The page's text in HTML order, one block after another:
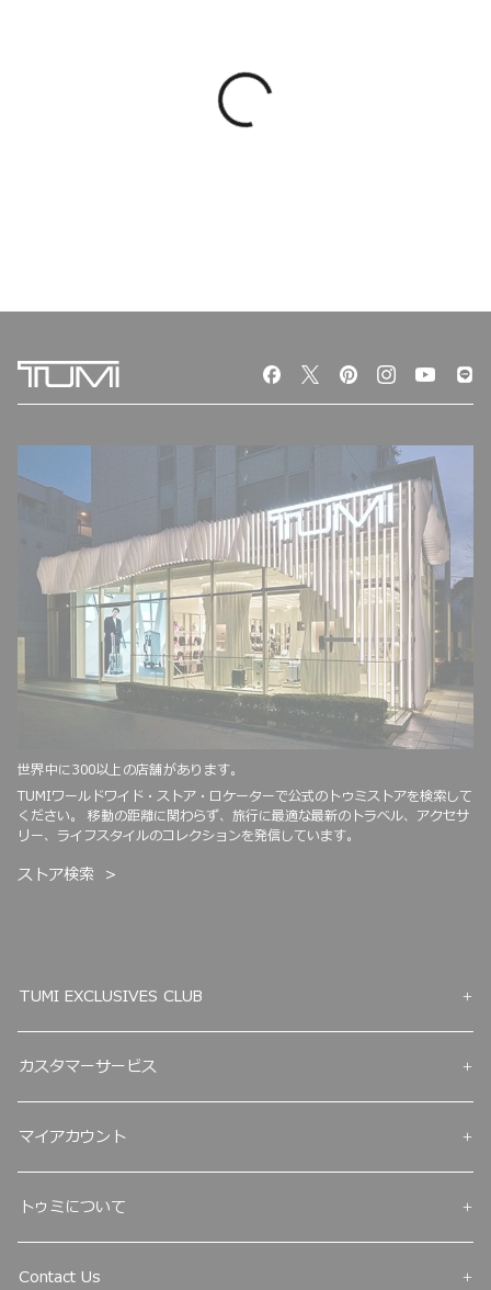
世界中に300以上の店舗があります。
TUMIワールドワイド・ストア・ロケーターで公式のトゥミストアを検索して
ください。 移動の距離に関わらず、旅行に最適な最新のトラベル、アクセサ
リー、ライフスタイルのコレクションを発信しています。
ストア検索
TUMI EXCLUSIVES CLUB
カスタマーサービス
マイアカウント
トゥミについて
Contact Us